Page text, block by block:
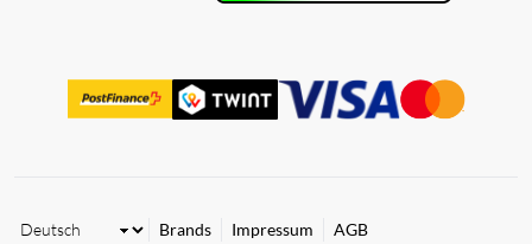
Brands Impressum
AGB